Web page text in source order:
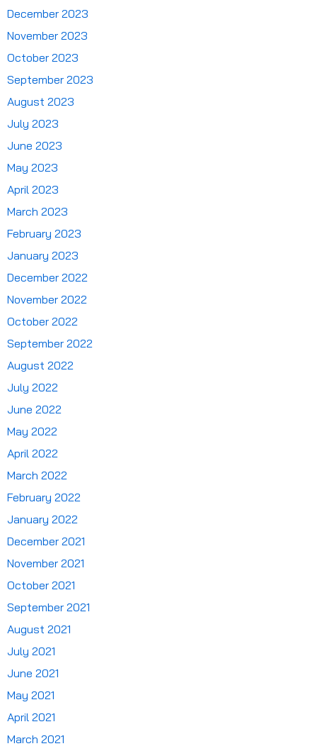
December 2023
November 2023
October 2023
September 2023
August 2023
July 2023
June 2023
May 2023
April 2023
March 2023
February 2023
January 2023
December 2022
November 2022
October 2022
September 2022
August 2022
July 2022
June 2022
May 2022
April 2022
March 2022
February 2022
January 2022
December 2021
November 2021
October 2021
September 2021
August 2021
July 2021
June 2021
May 2021
April 2021
March 2021